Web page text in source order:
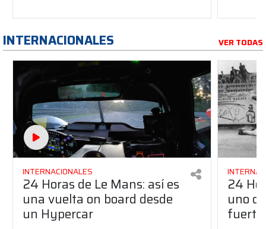
INTERNACIONALES VER TODAS
INTERNACIONALES
24 Horas de Le Mans: así es
una vuelta on board desde
un Hypercar
24
uno